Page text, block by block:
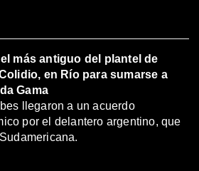
más antiguo del plantel de
en Río para sumarse a
Gama
llegaron a un acuerdo
por el delantero argentino, que